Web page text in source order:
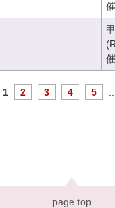
1 2 3 4 5
page top